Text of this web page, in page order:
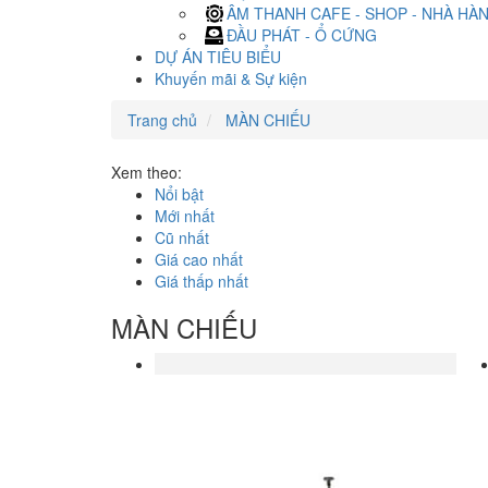
ÂM THANH CAFE - SHOP - NHÀ
ĐẦU PHÁT - Ổ CỨNG
DỰ ÁN TIÊU BIỂU
Khuyến mãi & Sự kiện
Trang chủ
MÀN CHIẾU
Xem theo:
Nổi bật
Mới nhất
Cũ nhất
Giá cao nhất
Giá thấp nhất
MÀN CHIẾU